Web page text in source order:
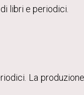
libri e periodici.
La produzione